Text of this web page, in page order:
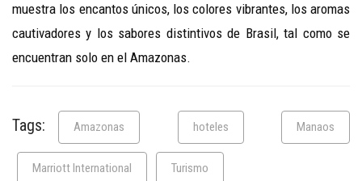
muestra los encantos únicos, los colores vibrantes, los aromas
cautivadores y los sabores distintivos de Brasil, tal como se
encuentran solo en el Amazonas.
Tags: Amazonas hoteles Manaos
Marriott International Turismo